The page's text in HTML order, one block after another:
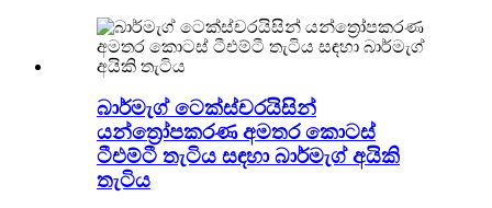
බාර්මැග් ටෙක්ස්චරයිසින්
යන්ත්‍රෝපකරණ අමතර කොටස්
ටීඑම්ටී තැටිය සඳහා බාර්මැග් අයිකි
තැටිය